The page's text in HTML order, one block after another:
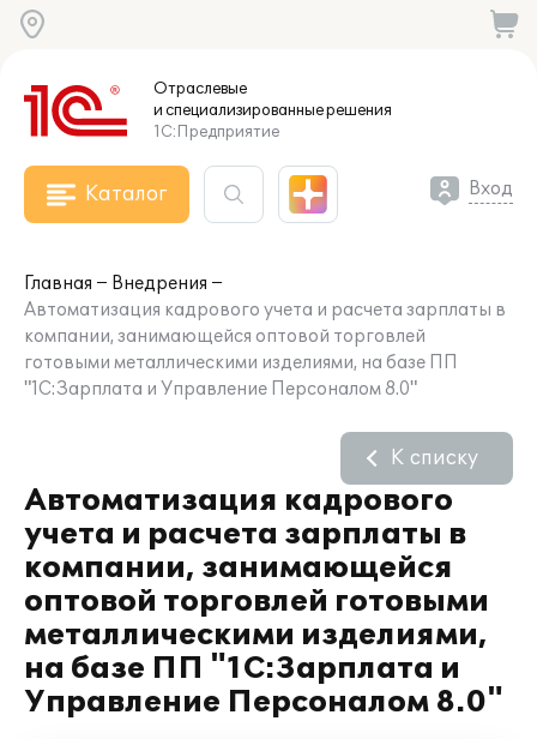
Отраслевые
и специализированныерешения
1С:Предприятие
Каталог Вход
Главная
Внедрения
Автоматизация кадрового учета и расчета зарплаты в
компании, занимающейся оптовой торговлей
готовыми металлическими изделиями, на базе ПП
"1С:Зарплата и Управление Персоналом 8.0"
Автоматизация кадрового
учета и расчета зарплаты в
компании, занимающейся
оптовой торговлей готовыми
металлическими изделиями,
на базе ПП "1С:Зарплата и
Управление Персоналом 8.0"
К списку